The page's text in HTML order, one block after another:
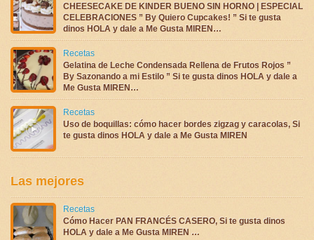
CHEESECAKE DE KINDER BUENO SIN HORNO | ESPECIAL
CELEBRACIONES ” By Quiero Cupcakes! ” Si te gusta
dinos HOLA y dale a Me Gusta MIREN…
Recetas
Gelatina de Leche Condensada Rellena de Frutos Rojos ”
By Sazonando a mi Estilo ” Si te gusta dinos HOLA y dale a
Me Gusta MIREN…
Recetas
Uso de boquillas: cómo hacer bordes zigzag y caracolas, Si
te gusta dinos HOLA y dale a Me Gusta MIREN
Las mejores
Recetas
Cómo Hacer PAN FRANCÉS CASERO, Si te gusta dinos
HOLA y dale a Me Gusta MIREN …